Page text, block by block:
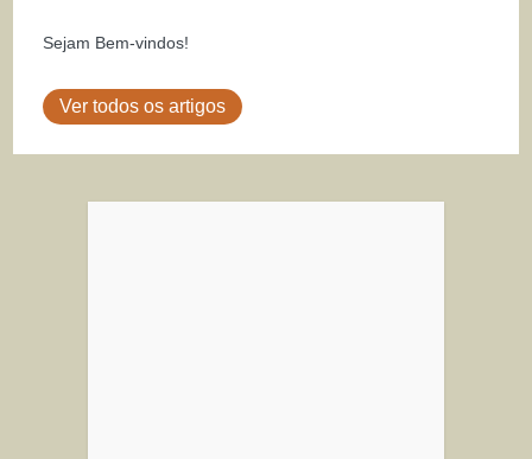
Sejam Bem-vindos!
Ver todos os artigos